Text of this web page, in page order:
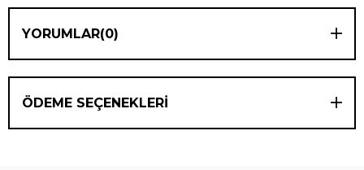
YORUMLAR(0)
ÖDEME SEÇENEKLERI